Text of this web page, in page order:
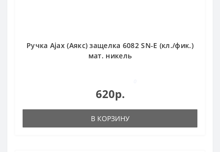
Ручка Ajax (Аякс) защелка 6082 SN-E (кл./фик.)
мат. никель
620р.
В КОРЗИНУ